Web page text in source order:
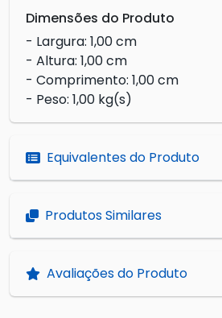
Dimensões do Produto
- Largura: 1,00 cm
- Altura: 1,00 cm
- Comprimento: 1,00 cm
- Peso: 1,00 kg(s)
Equivalentes do Produto
Produtos Similares
Avaliações do Produto